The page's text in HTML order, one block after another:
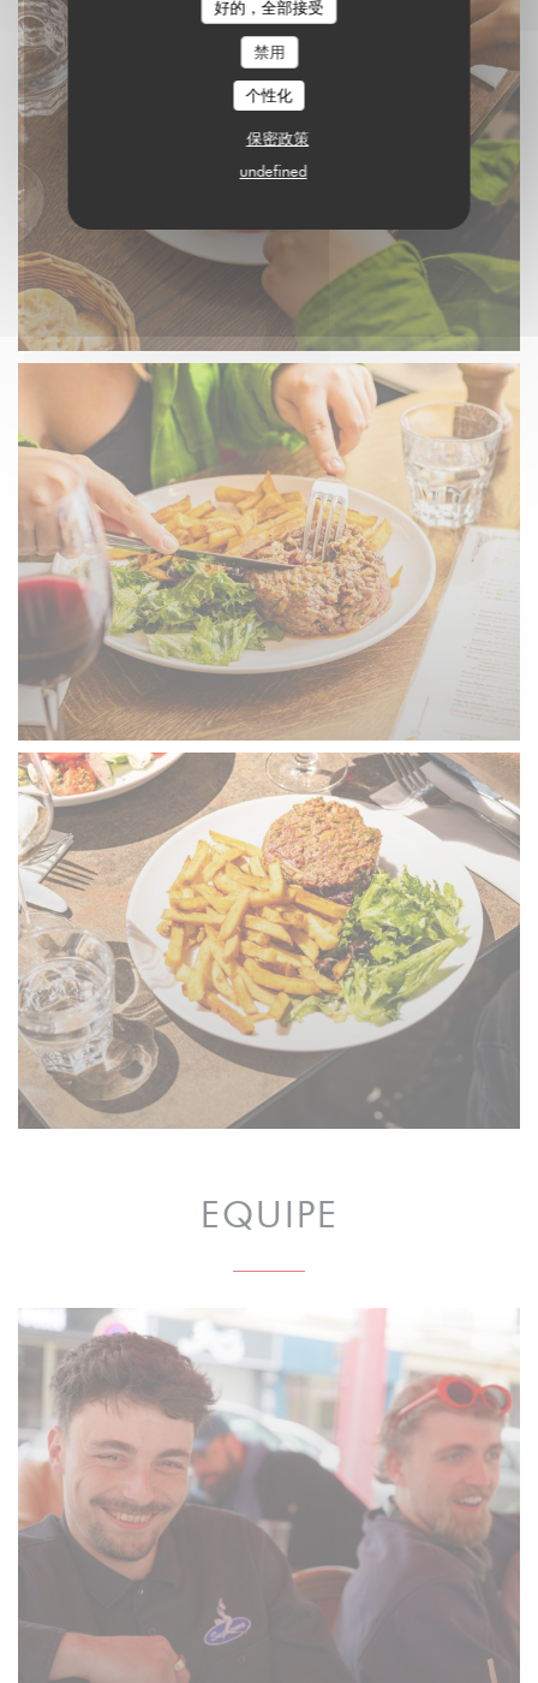
好的，全部接受
禁用
个性化
保密政策
undefined
EQUIPE